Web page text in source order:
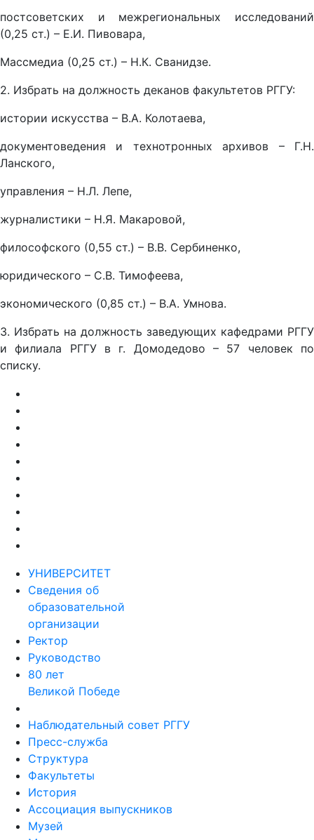
постсоветских и межрегиональных исследований
(0,25 ст.) – Е.И. Пивовара,
Массмедиа (0,25 ст.) – Н.К. Сванидзе.
2. Избрать на должность деканов факультетов РГГУ:
истории искусства – В.А. Колотаева,
документоведения и технотронных архивов – Г.Н.
Ланского,
управления – Н.Л. Лепе,
журналистики – Н.Я. Макаровой,
философского (0,55 ст.) – В.В. Сербиненко,
юридического – С.В. Тимофеева,
экономического (0,85 ст.) – В.А. Умнова.
3. Избрать на должность заведующих кафедрами РГГУ
и филиала РГГУ в г. Домодедово – 57 человек по
списку.
УНИВЕРСИТЕТ
Сведения об
образовательной
организации
Ректор
Руководство
80 лет
Великой Победе
Наблюдательный совет РГГУ
Пресс-служба
Структура
Факультеты
История
Ассоциация выпускников
Музей